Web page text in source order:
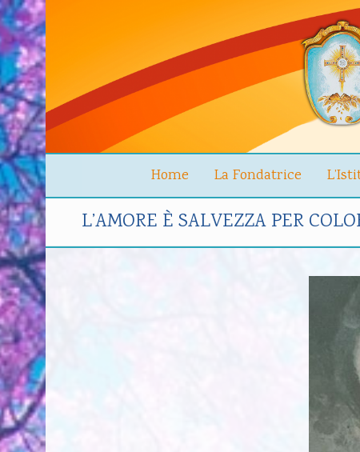
Home La Fondatrice
L’AMORE È SALVEZZA PER